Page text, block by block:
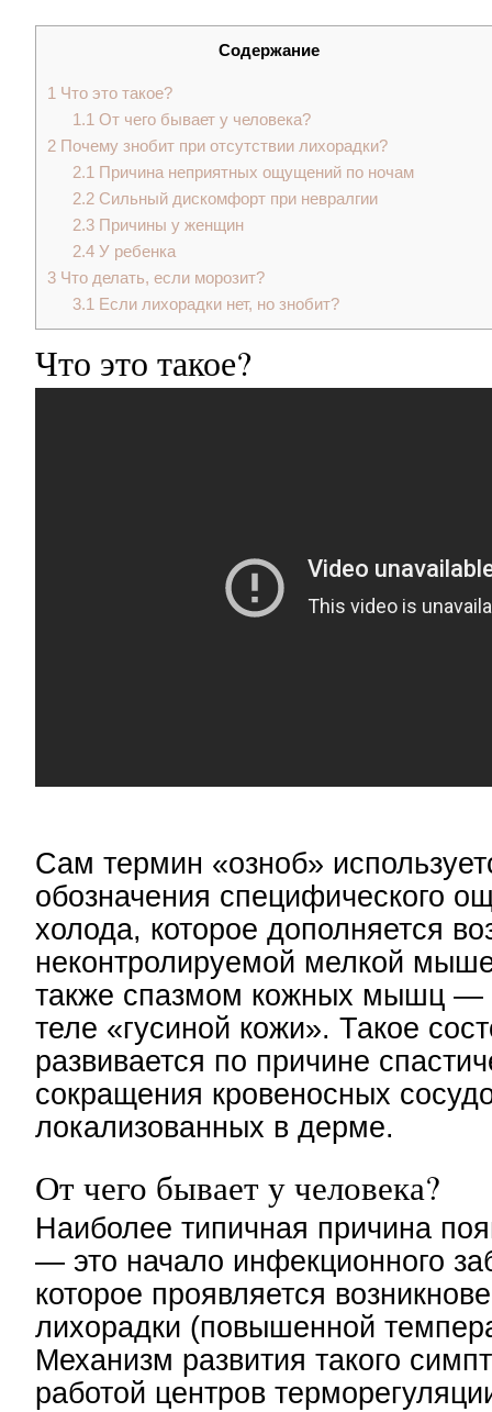
Содержание
1 Что это такое?
1.1 От чего бывает у человека?
2 Почему знобит при отсутствии лихорадки?
2.1 Причина неприятных ощущений по ночам
2.2Сильный дискомфорт при невралгии
2.3Причины у женщин
2.4У ребенка
3 Что делать, если морозит?
3.1 Если лихорадки нет, но знобит?
Что это такое?
Сам термин «озноб»
обозначения специфического
холода, которое дополняется
неконтролируемой мелкой
также спазмом кожных мышц —
теле «гусиной кожи». Такое
развивается по причине
сокращения кровеносных
локализованных в дерме.
От чего бывает у человека?
Наиболее типичная причина
— это начало инфекционного
которое проявляется
лихорадки (повышенной
Механизм развития такого
работой центров